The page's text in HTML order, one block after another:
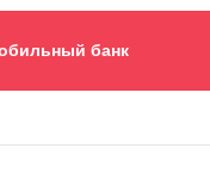
банк